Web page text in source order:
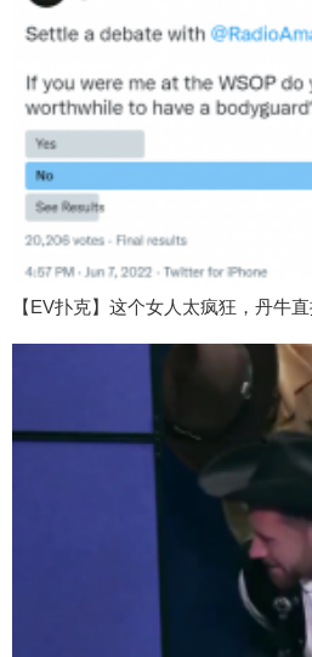
【EV扑克】这个女人太疯狂，丹牛